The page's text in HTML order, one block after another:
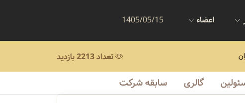
اعضاء 1405/05/15
تعداد 2213 بازدید
گالری سابقه شرکت